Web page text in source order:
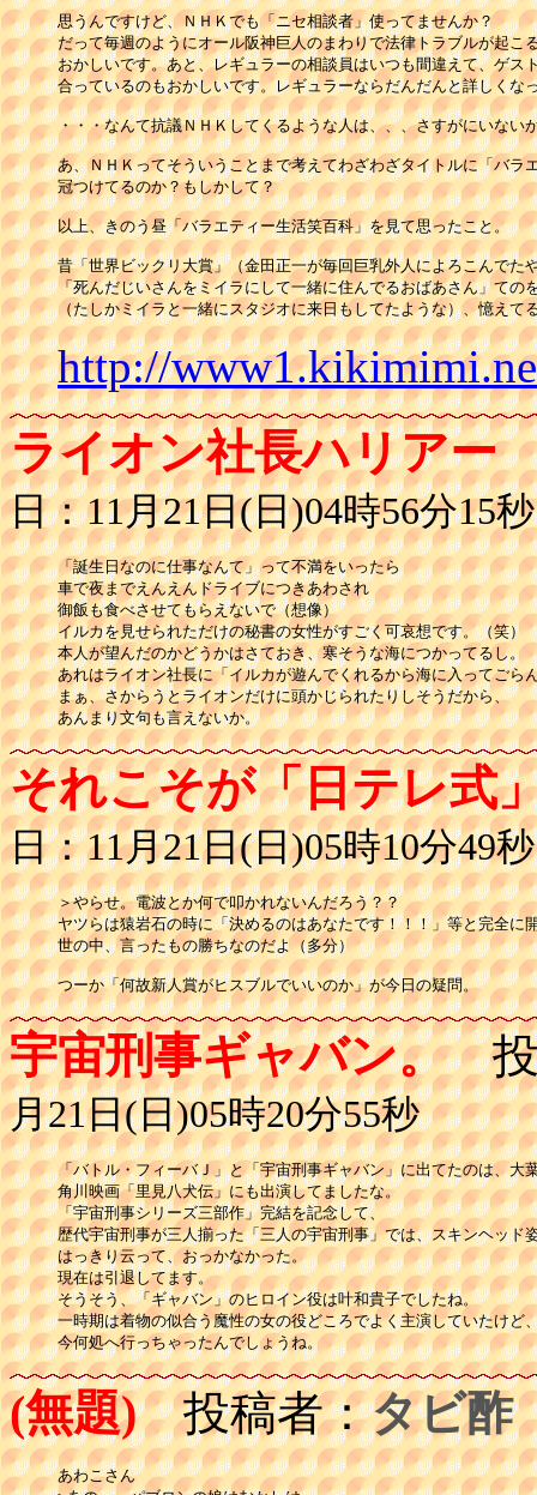
思うんですけど、ＮＨＫでも「ニセ相談者」使ってませんか？
だって毎週のようにオール阪神巨人のまわりで法律トラブルが起こ
おかしいです。あと、レギュラーの相談員はいつも間違えて、ゲス
合っているのもおかしいです。レギュラーならだんだんと詳しくな
・・・なんて抗議ＮＨＫしてくるような人は、、、さすがにいない
あ、ＮＨＫってそういうことまで考えてわざわざタイトルに「バラ
冠つけてるのか？もしかして？
以上、きのう昼「バラエティー生活笑百科」を見て思ったこと。
昔「世界ビックリ大賞」（金田正一が毎回巨乳外人によろこんでた
「死んだじいさんをミイラにして一緒に住んでるおばあさん」ての
（たしかミイラと一緒にスタジオに来日もしてたような）、憶えて
http://
ライオン社長ハリアー
日：11月21日(日)04時56分15秒
「誕生日なのに仕事なんて」って不満をいったら
車で夜までえんえんドライブにつきあわされ
御飯も食べさせてもらえないで（想像）
イルカを見せられただけの秘書の女性がすごく可哀想です。（笑）
本人が望んだのかどうかはさておき、寒そうな海につかってるし。
あれはライオン社長に「イルカが遊んでくれるから海に入ってごら
まぁ、さからうとライオンだけに頭かじられたりしそうだから、
あんまり文句も言えないか。
それこそが「日テレ式
日：11月21日(日)05時10分49秒
＞やらせ。電波とか何で叩かれないんだろう？？
ヤツらは猿岩石の時に「決めるのはあなたです！！！」等と完全に
世の中、言ったもの勝ちなのだよ（多分）
つーか「何故新人賞がヒスブルでいいのか」が今日の疑問。
宇宙刑事ギャバン。投
月21日(日)05時20分55秒
「バトル・フィーバＪ」と「宇宙刑事ギャバン」に出てたのは、大
角川映画「里見八犬伝」にも出演してましたな。
「宇宙刑事シリーズ三部作」完結を記念して、
歴代宇宙刑事が三人揃った「三人の宇宙刑事」では、スキンヘッド
はっきり云って、おっかなかった。
現在は引退してます。
そうそう、「ギャバン」のヒロイン役は叶和貴子でしたね。
一時期は着物の似合う魔性の女の役どころでよく主演していたけど
今何処へ行っちゃったんでしょうね。
(無題)投稿者：タビ酢
あわこさん